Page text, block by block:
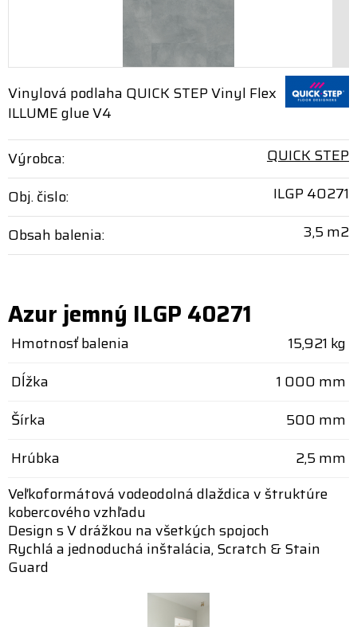
Vinylová podlaha QUICK STEP Vinyl Flex
ILLUME glue V4
Výrobca:
QUICK STEP
Obj. čislo:
ILGP 40271
Obsah balenia:
3,5 m2
Azur jemný ILGP 40271
Hmotnosť balenia
15,921 kg
Dĺžka
1 000 mm
Šírka
500 mm
Hrúbka
2,5 mm
Veľkoformátová vodeodolná dlaždica v štruktúre
kobercového vzhľadu
Design s V drážkou na všetkých spojoch
Rychlá a jednoduchá inštalácia, Scratch & Stain
Guard